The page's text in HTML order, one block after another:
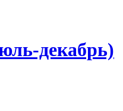
декабрь)